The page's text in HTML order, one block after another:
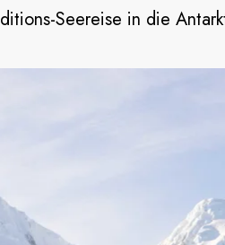
Seereise in die